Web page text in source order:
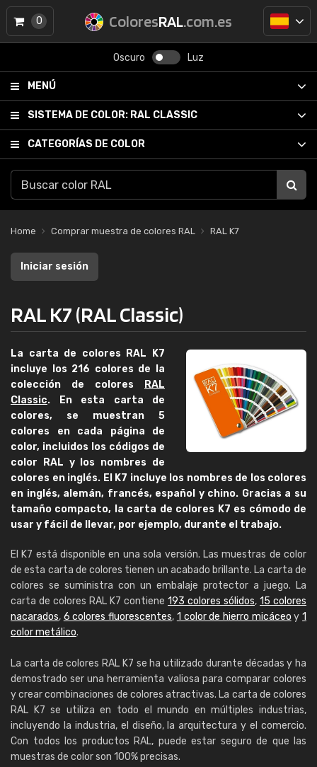
ColoresRAL.com.es
Oscuro Luz
MENÚ
SISTEMA DE COLOR: RAL CLASSIC
CATEGORÍAS DE COLOR
0
Home Comprar muestra de colores RAL RAL K7
Iniciar sesión
RAL K7 (RAL Classic)
La carta de colores RAL K7
incluye los 216 colores de la
colección de colores
RAL
Classic. En esta carta de
colores, se muestran 5
colores en cada página de
color, incluidos los códigos de
color RAL y los nombres de
colores en inglés. El K7 incluye los nombres de los colores
en inglés, alemán, francés, español y chino. Gracias a su
tamaño compacto, la carta de colores K7 es cómodo de
usar y fácil de llevar, por ejemplo, durante el trabajo.
El K7 está disponible en una sola versión. Las muestras de color
de esta carta de colores tienen un acabado brillante. La carta de
colores se suministra con un embalaje protector a juego. La
carta de colores RAL K7 contiene 193 colores sólidos, 15 colores
nacarados, 6 colores fluorescentes, 1 color de hierro micáceo y1
color metálico.
La carta de colores RAL K7 se ha utilizado durante décadas y ha
demostrado ser una herramienta valiosa para comparar colores
y crear combinaciones de colores atractivas. La carta de colores
RAL K7 se utiliza en todo el mundo en múltiples industrias,
incluyendo la industria, el diseño, la arquitectura y el comercio.
Con todos los productos RAL, puede estar seguro de que las
muestras de color son 100% precisas.